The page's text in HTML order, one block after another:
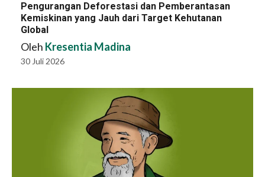
Pengurangan Deforestasi dan Pemberantasan
Kemiskinan yang Jauh dari Target Kehutanan
Global
Oleh Kresentia Madina
30 Juli 2026